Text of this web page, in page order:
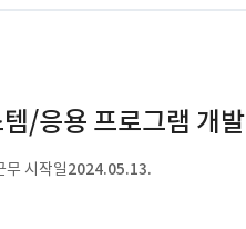
/응용 프로그램 개발
무 시작일2024.05.13.